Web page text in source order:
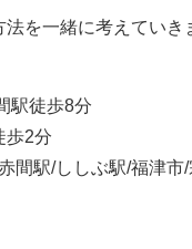
を一緒に考えていき
駅徒歩8分
歩2分
間駅/ししぶ駅/福津市